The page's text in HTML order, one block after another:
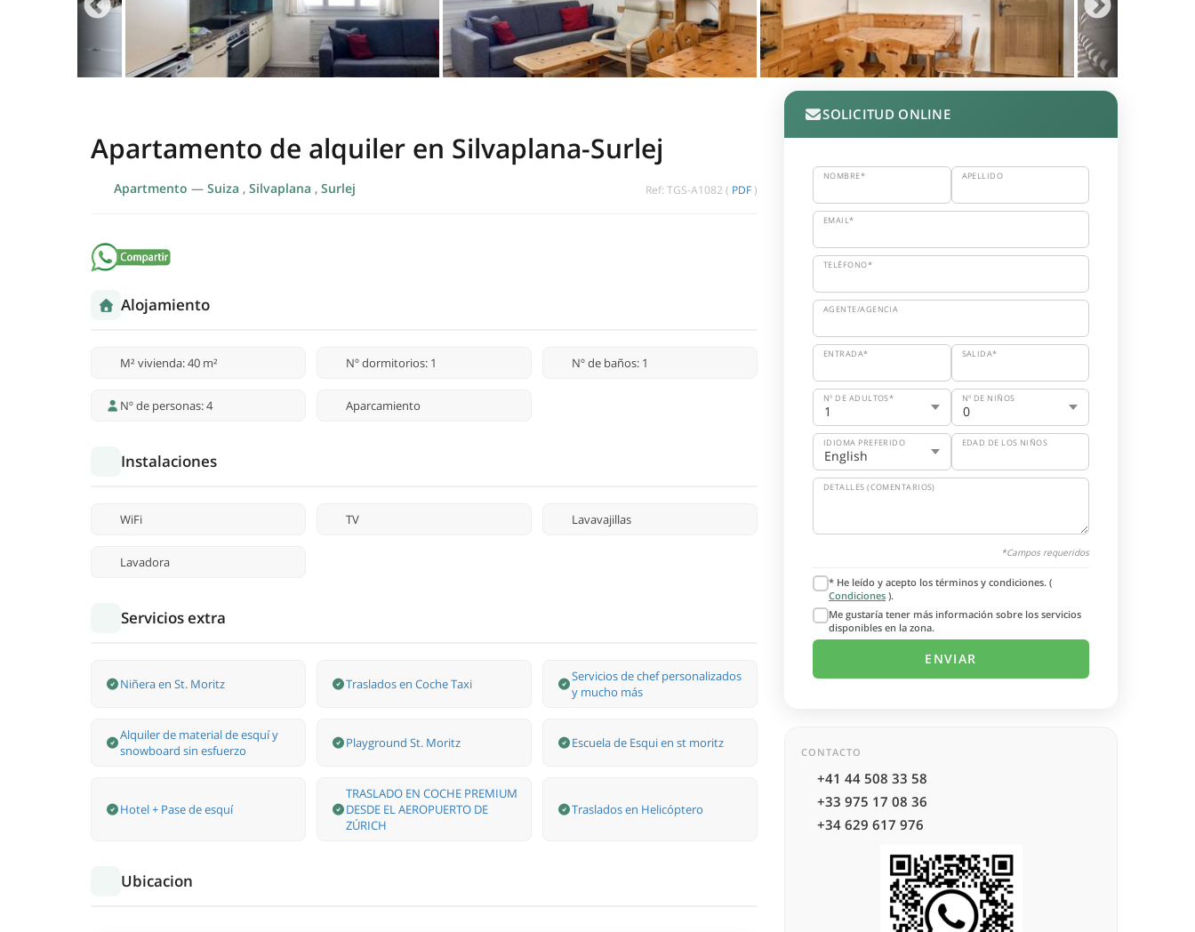
Apartamento de alquiler en Silvaplana-Surlej
Apartmento — Suiza , Silvaplana , Surlej Ref: TGS-A1082 ( PDF )
Alojamiento
M² vivienda: 40 m² Nº dormitorios: 1 Nº de baños: 1
Nº de personas: 4 Aparcamiento
Instalaciones
WiFi TV Lavavajillas
Lavadora
Servicios extra
Niñera en St. Moritz Traslados en Coche Taxi
Servicios de chef personalizados
y mucho más
Alquiler de material de esquí y
snowboard sin esfuerzo
Playground St. Moritz Escuela de Esqui en st moritz
Hotel + Pase de esquí
TRASLADO EN COCHE PREMIUM
DESDE EL AEROPUERTO DE
ZÚRICH
Traslados en Helicóptero
Ubicacion
SOLICITUD ONLINE
NOMBRE* APELLIDO
EMAIL*
TELÉFONO*
AGENTE/AGENCIA
ENTRADA* SALIDA*
Nº DE ADULTOS* Nº DE NIÑOS
IDIOMA PREFERIDO EDAD DE LOS NIÑOS
DETALLES (COMENTARIOS)
*Campos requeridos
* He leído y acepto los términos y condiciones. (
Condiciones ).
Me gustaría tener más información sobre los servicios
disponibles en la zona.
CONTACTO
+41 44 508 33 58
+33 975 17 08 36
+34 629 617 976